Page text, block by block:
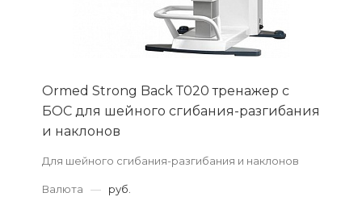
Ormed Strong Back Т020 тренажер с
БОС для шейного сгибания-разгибания
и наклонов
Для шейного сгибания-разгибания и наклонов
Валюта — руб.